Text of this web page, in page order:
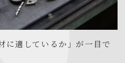
に適しているか」が一目で